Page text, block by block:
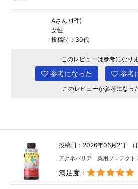
Aさん (1件)
女性
投稿時：30代
このレビューは参考になり
参考になった 参考
このレビューが参考になっ
投稿日：2026年06月21日（
アクネバリア 薬用プロテク
満足度：